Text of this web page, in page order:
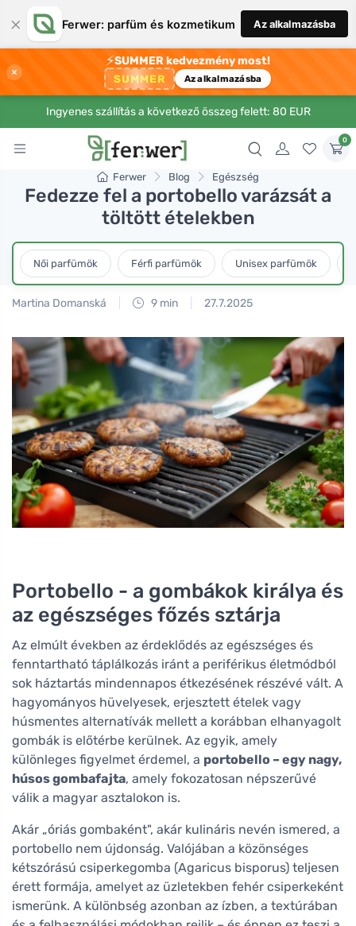
× Ferwer: parfüm és kozmetikum Az alkalmazásba
×
⚡SUMMER kedvezmény most!
SUMMER Az alkalmazásba
Ingyenes szállítás a következő összeg felett: 80 EUR
0
Ferwer Blog Egészség
Fedezze fel a portobello varázsát a
töltött ételekben
Női parfümök Férfi parfümök Unisex parfümök
Martina Domanská 9 min 27.7.2025
Portobello - a gombákok királya és
az egészséges főzés sztárja
Az elmúlt években az érdeklődés az egészséges és
fenntartható táplálkozás iránt a periférikus életmódból
sok háztartás mindennapos étkezésének részévé vált. A
hagyományos hüvelyesek, erjesztett ételek vagy
húsmentes alternatívák mellett a korábban elhanyagolt
gombák is előtérbe kerülnek. Az egyik, amely
különleges figyelmet érdemel, a portobello – egy nagy,
húsos gombafajta, amely fokozatosan népszerűvé
válik a magyar asztalokon is.
Akár „óriás gombaként", akár kulináris nevén ismered, a
portobello nem újdonság. Valójában a közönséges
kétszórású csiperkegomba (Agaricus bisporus) teljesen
érett formája, amelyet az üzletekben fehér csiperkeként
ismerünk. A különbség azonban az ízben, a textúrában